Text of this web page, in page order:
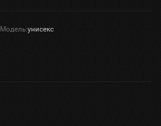
Модель:унисекс